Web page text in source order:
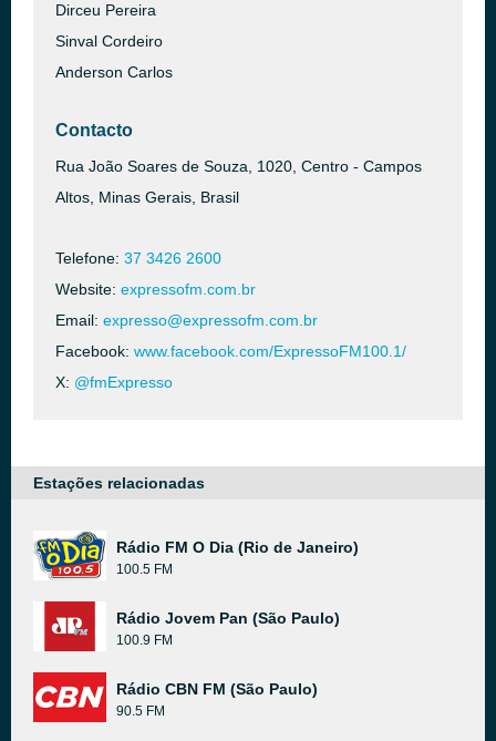
Dirceu Pereira
Sinval Cordeiro
Anderson Carlos
Contacto
Rua João Soares de Souza, 1020, Centro - Campos
Altos, Minas Gerais, Brasil
Telefone: 37 3426 2600
Website: expressofm.com.br
Email: expresso@expressofm.com.br
Facebook: www.facebook.com/ExpressoFM100.1/
X: @fmExpresso
Estações relacionadas
Rádio FM O Dia (Rio de Janeiro)
100.5 FM
Rádio Jovem Pan (São Paulo)
100.9 FM
Rádio CBN FM (São Paulo)
90.5 FM